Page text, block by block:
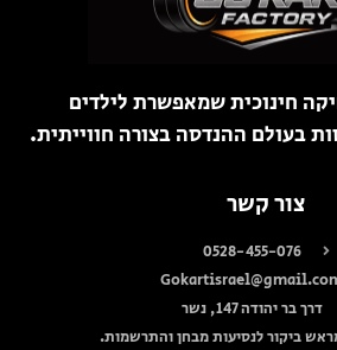
חינוכית שמאפשרת לילדים
בעולם ההנדסה בצורה חווייתית.
צור קשר
0528-455-076
דרך בר יהודה 147, נשר
ביקור לנסיעות מבחן והתרשמות.